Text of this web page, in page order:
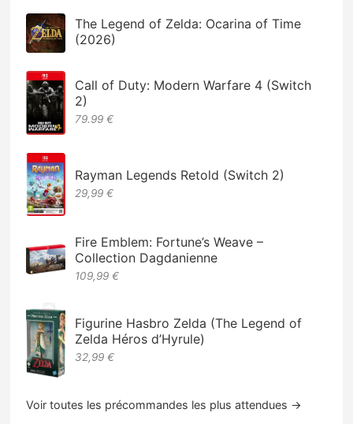
The Legend of Zelda: Ocarina of Time
(2026)
Call of Duty: Modern Warfare 4 (Switch
2)
79.99 €
Rayman Legends Retold (Switch 2)
29,99 €
Fire Emblem: Fortune’s Weave –
Collection Dagdanienne
109,99 €
Figurine Hasbro Zelda (The Legend of
Zelda Héros d’Hyrule)
32,99 €
Voir toutes les précommandes les plus attendues →